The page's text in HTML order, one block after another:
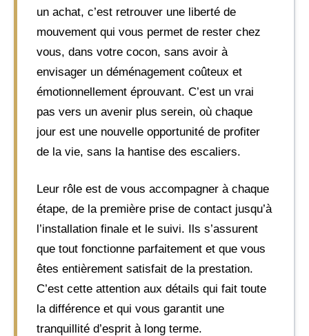
un achat, c’est retrouver une liberté de
mouvement qui vous permet de rester chez
vous, dans votre cocon, sans avoir à
envisager un déménagement coûteux et
émotionnellement éprouvant. C’est un vrai
pas vers un avenir plus serein, où chaque
jour est une nouvelle opportunité de profiter
de la vie, sans la hantise des escaliers.
Leur rôle est de vous accompagner à chaque
étape, de la première prise de contact jusqu’à
l’installation finale et le suivi. Ils s’assurent
que tout fonctionne parfaitement et que vous
êtes entièrement satisfait de la prestation.
C’est cette attention aux détails qui fait toute
la différence et qui vous garantit une
tranquillité d’esprit à long terme.